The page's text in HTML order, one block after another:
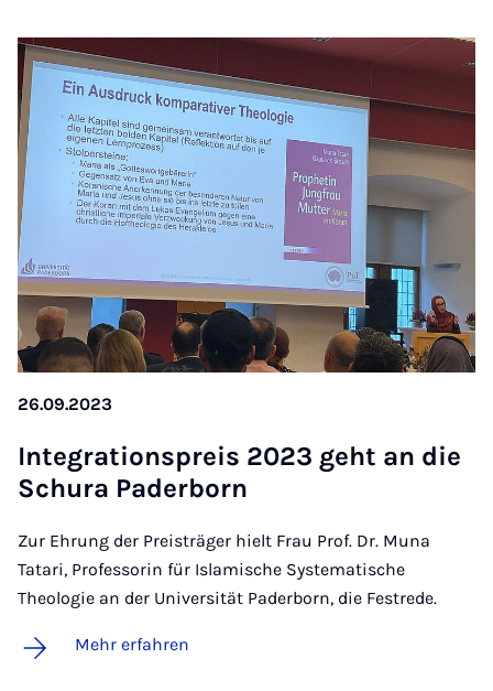
26.09.2023
In­te­gra­ti­ons­preis 2023 geht an die
Schu­ra Pa­der­born
Zur Ehrung der Preisträger hielt Frau Prof. Dr. Muna
Tatari, Professorin für Islamische Systematische
Theologie an der Universität Paderborn, die Festrede.
Mehr erfahren